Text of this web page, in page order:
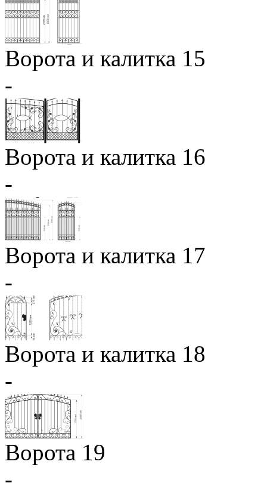
Ворота и калитка 15
-
Ворота и калитка 16
-
Ворота и калитка 17
-
Ворота и калитка 18
-
Ворота 19